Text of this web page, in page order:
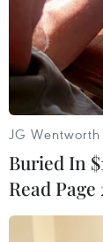
TIN
JG Wentworth
Buried In
Read